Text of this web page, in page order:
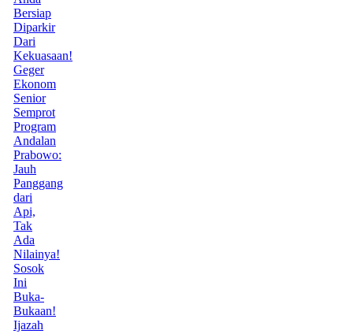
Bersiap
Diparkir
Dari
Kekuasaan!
Geger
Ekonom
Senior
Semprot
Program
Andalan
Prabowo:
Jauh
Panggang
dari
Api,
Tak
Ada
Nilainya!
Sosok
Ini
Buka-
Bukaan!
Ijazah